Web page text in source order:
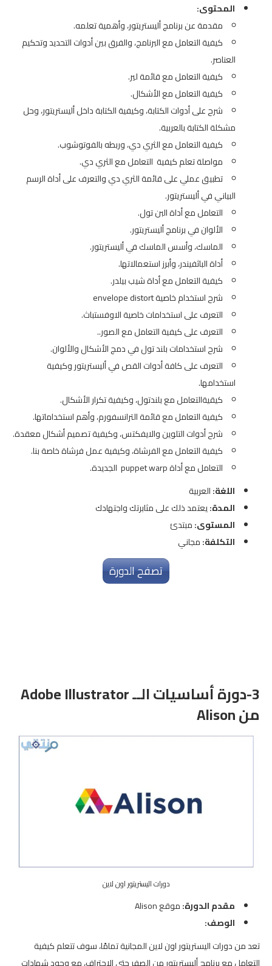
المحتوى:
مقدمة عن برنامج أليستريتور، وأهمية تعلمه.
كيفية التعامل مع البرنامج، والفرق بين أدوات التحديد وتحكيم
العناصر.
كيفية التعامل مع قائمة لير.
كيفية التعامل مع الأشكال.
شرح على أدوات الكتابة، وكيفية الكتابة داخل أليستريتور، وحل
مشكلة الكتابة بالعربية.
كيفية التعامل مع الثري دي، وربطه بالفوتوشوب.
مواصلة تعلم كيفية التعامل مع الثري دي.
تطبيق عملي على قائمة الثري دي والتعرف على أداة الرسم
البياني في أليستريتور.
التعامل مع أداة البن تول.
الألوان في برنامج أليستريتور.
الماسك، وأسس الماسك في أليستريتور.
أداة الباثفيندر، وأبرز استعمالاتها.
كيفية التعامل مع أداة شيب بيلدر.
شرح استخدام خاصية envelope distort
التعرف على استخدامات خاصية الاوفستباث.
التعرف على كيفية التعامل مع الصور..
شرح استخدامات بلند تول في دمج الأشكال والألوان.
التعرف على كافة أدوات القص في أليستريتور وكيفية
استخدامها.
كيقيةالتعامل مع بلندتول، وكيفية تكرار الأشكال.
كيفية التعامل مع قائمة الترانسفورم، وأهم استخداماتها.
شرح أدوات التلوين والايفكتس، وكيفية تصميم أشكال معقدة.
كيفية التعامل مع الفرشاة، وكيفية عمل فرشاة خاصة بنا.
التعامل مع أداة puppet warp الجديدة.
اللغة:العربية
المدة:يعتمد ذلك على مثابرتك واجتهادك
المستوى:مبتدئ
التكلفة:مجاني
تصفح الدورة
3-دورة أساسيات الــ Adobe Illustrator
من Alison
دورات اليستريتور اون لاين
مقدم الدورة:موقع Alison
الوصف:
تعد من دورات اليستريتور اون لاين المجانية تمامًا، سوف تتعلم كيفية
التعامل مع برنامج أليستريتور من الصفر حتى الاحتراف، مع وجود شهادات